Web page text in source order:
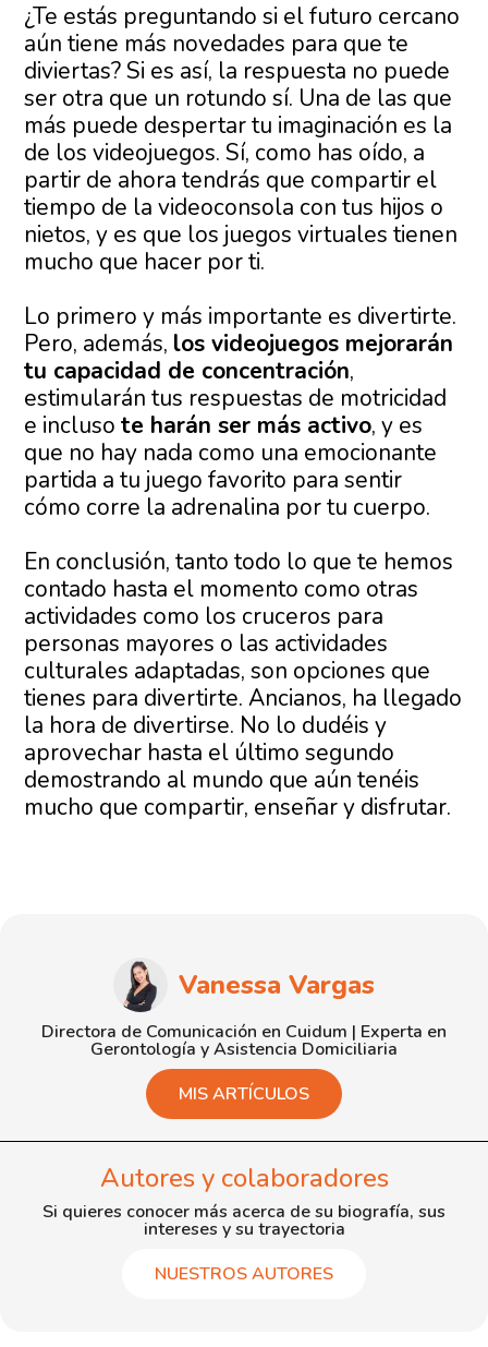
¿Te estás preguntando si el futuro cercano
aún tiene más novedades para que te
diviertas? Si es así, la respuesta no puede
ser otra que un rotundo sí. Una de las que
más puede despertar tu imaginación es la
de los videojuegos. Sí, como has oído, a
partir de ahora tendrás que compartir el
tiempo de la videoconsola con tus hijos o
nietos, y es que los juegos virtuales tienen
mucho que hacer por ti.
Lo primero y más importante es divertirte.
Pero, además, los videojuegos mejorarán
tu capacidad de concentración,
estimularán tus respuestas de motricidad
e inclusote harán ser más activo, y es
que no hay nada como una emocionante
partida a tu juego favorito para sentir
cómo corre la adrenalina por tu cuerpo.
En conclusión, tanto todo lo que te hemos
contado hasta el momento como otras
actividades como los cruceros para
personas mayores o las actividades
culturales adaptadas, son opciones que
tienes para divertirte. Ancianos, ha llegado
la hora de divertirse. No lo dudéis y
aprovechar hasta el último segundo
demostrando al mundo que aún tenéis
mucho que compartir, enseñar y disfrutar.
Vanessa Vargas
Directora de Comunicación en Cuidum | Experta en
Gerontología y Asistencia Domiciliaria
MIS ARTÍCULOS
Autores y colaboradores
Si quieres conocer más acerca de su biografía, sus
intereses y su trayectoria
NUESTROS AUTORES